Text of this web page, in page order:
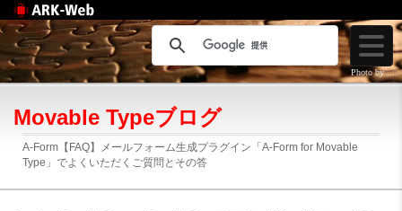
Web制作のアークウェ
ブ
A-Form【FAQ】メールフォーム生成プラグイン「A-Form for Movable
Type」でよくいただくご質問とその答
Movable Typeブログ
Photo by ....